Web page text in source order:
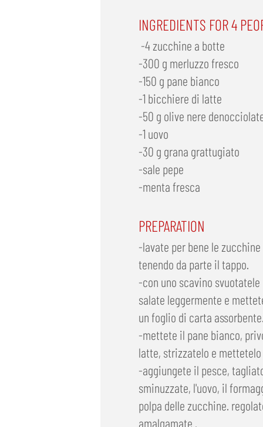
INGREDIENTS FOR 4
-4 zucchine a botte
-300 g merluzzo fresco
-150 g pane bianco
-1 bicchiere di latte
-50 g olive nere
-1 uovo
-30 g grana grattugiato
-sale pepe
-menta fresca
PREPARATION
-lavate per bene le
tenendo da parte il tappo.
-con uno scavino
salate leggermente e
un foglio di carta
-mettete il pane bianco,
latte, strizzatelo e
-aggiungete il pesce,
sminuzzate, l'uovo, il
polpa delle zucchine.
amalgamate .